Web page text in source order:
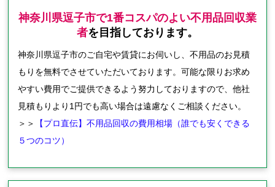
神奈川県逗子市で1番コスパのよい不用品回収業
者を目指しております。
神奈川県逗子市のご自宅や賃貸にお伺いし、不用品のお見積
もりを無料でさせていただいております。可能な限りお求め
やすい費用でご提供できるよう努力しておりますので、他社
見積もりより1円でも高い場合は遠慮なくご相談ください。
＞＞
【プロ直伝】不用品回収の費用相場（誰でも安くできる
５つのコツ）